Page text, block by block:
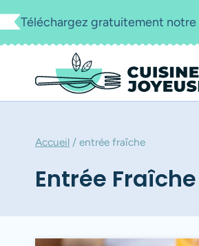
Aller
au
Téléchargez gratuitement notre
Accueil / entrée fraîche
Entrée Fraîche